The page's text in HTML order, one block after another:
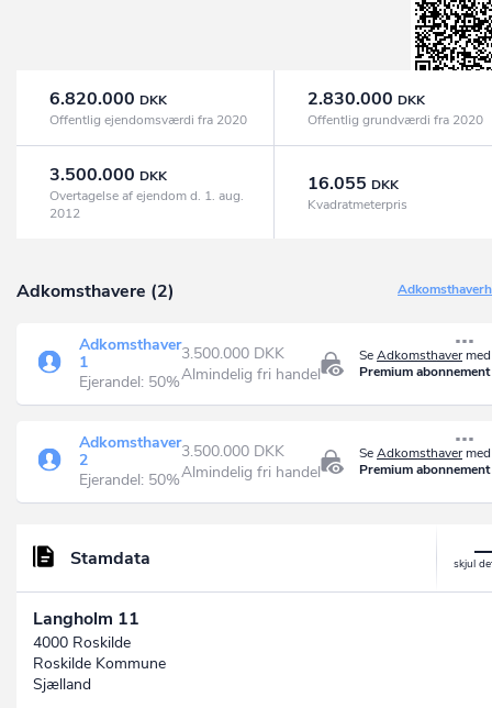
6.820.000 DKK
Offentlig ejendomsværdi fra 2020
2.830.000 DKK
Offentlig grundværdi fra 2020
3.500.000 DKK
Overtagelse af ejendom d. 1. aug.
2012
16.055 DKK
Kvadratmeterpris
Adkomsthavere (2)
SeAdkomsthaver
Premium abonnement
Adkomsthaver
1
Ejerandel: 50%
3.500.000 DKK
Almindelig fri handel
SeAdkomsthaver
Premium abonnement
Adkomsthaver
2
Ejerandel: 50%
3.500.000 DKK
Almindelig fri handel
Stamdata
Langholm 11
4000 Roskilde
Roskilde Kommune
Sjælland